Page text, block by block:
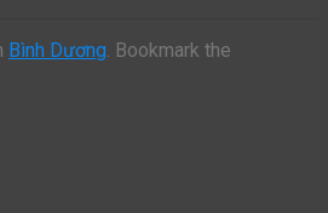
Bình Dương. Bookmark the